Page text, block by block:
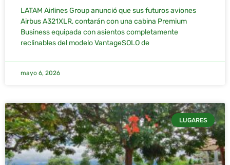
LATAM Airlines Group anunció que sus futuros aviones
Airbus A321XLR, contarán con una cabina Premium
Business equipada con asientos completamente
reclinables del modelo VantageSOLO de
mayo 6, 2026
LUGARES